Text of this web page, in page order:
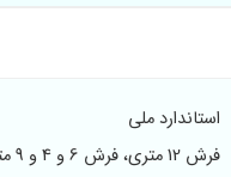
استاندارد ملی
فرش 12 متری، فرش 6 و 4 و 9 متری